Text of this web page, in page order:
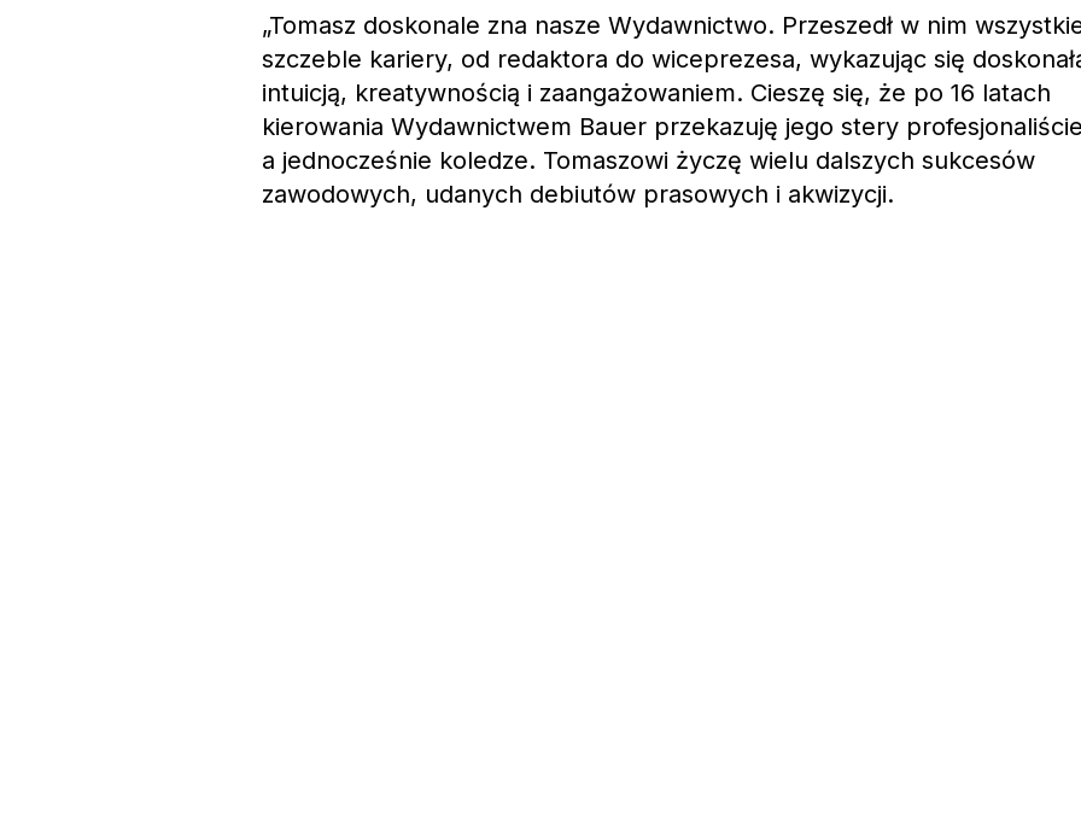
„Tomasz doskonale zna nasze Wydawnictwo. Przeszedł w nim
szczeble kariery, od redaktora do wiceprezesa, wykazując się
intuicją, kreatywnością i zaangażowaniem. Cieszę się, że po 16 latach
kierowania Wydawnictwem Bauer przekazuję jego stery profesjonaliście
a jednocześnie koledze. Tomaszowi życzę wielu dalszych sukcesów
zawodowych, udanych debiutów prasowych i akwizycji.